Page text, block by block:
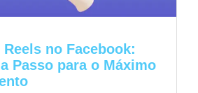
Reels no Facebook:
Passo para o Máximo